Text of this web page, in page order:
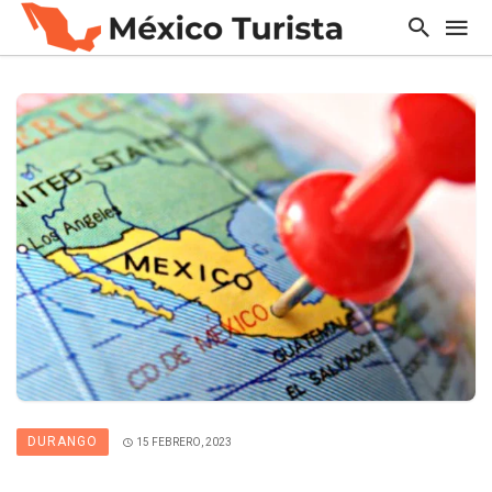
DURANGO 15 FEBRERO, 2023